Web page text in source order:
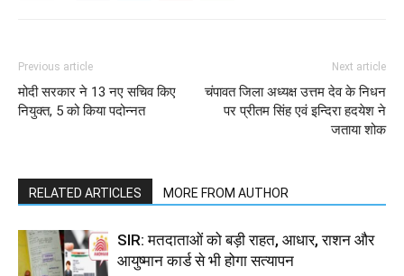
Previous article
मोदी सरकार ने 13 नए सचिव किए
नियुक्त, 5 को किया पदोन्नत
Next article
चंपावत जिला अध्यक्ष उत्तम देव के निधन
पर प्रीतम सिंह एवं इन्दिरा हदयेश ने
जताया शोक
RELATED ARTICLES MORE FROM AUTHOR
SIR: मतदाताओं को बड़ी राहत, आधार, राशन और
आयुष्मान कार्ड से भी होगा सत्यापन